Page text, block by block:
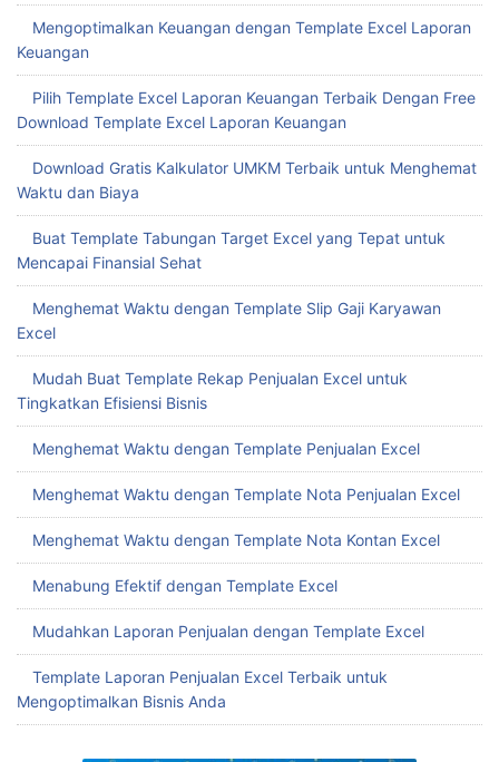
Mengoptimalkan Keuangan dengan Template Excel Laporan
Keuangan
Pilih Template Excel Laporan Keuangan Terbaik Dengan Free
Download Template Excel Laporan Keuangan
Download Gratis Kalkulator UMKM Terbaik untuk Menghemat
Waktu dan Biaya
Buat Template Tabungan Target Excel yang Tepat untuk
Mencapai Finansial Sehat
Menghemat Waktu dengan Template Slip Gaji Karyawan
Excel
Mudah Buat Template Rekap Penjualan Excel untuk
Tingkatkan Efisiensi Bisnis
Menghemat Waktu dengan Template Penjualan Excel
Menghemat Waktu dengan Template Nota Penjualan Excel
Menghemat Waktu dengan Template Nota Kontan Excel
Menabung Efektif dengan Template Excel
Mudahkan Laporan Penjualan dengan Template Excel
Template Laporan Penjualan Excel Terbaik untuk
Mengoptimalkan Bisnis Anda